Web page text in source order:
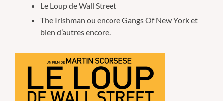
Le Loup de Wall Street
The Irishman ou encore Gangs Of New York et
bien d’autres encore.